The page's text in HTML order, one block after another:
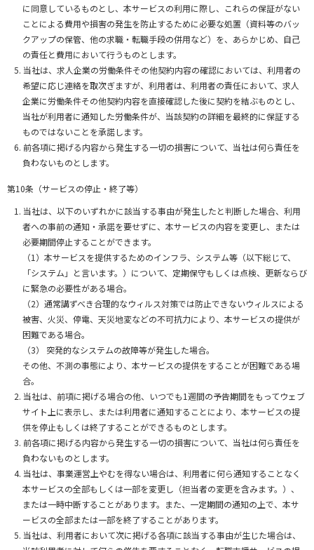
に同意しているものとし、本サービスの利用に際し、これらの保証がない
ことによる費用や損害の発生を防止するために必要な処置（資料等のバッ
クアップの保管、他の求職・転職手段の併用など）を、あらかじめ、自己
の責任と費用において行うものとします。
当社は、求人企業の労働条件その他契約内容の確認においては、利用者の
希望に応じ連絡を取次ぎますが、利用者は、利用者の責任において、求人
企業に労働条件その他契約内容を直接確認した後に契約を結ぶものとし、
当社が利用者に通知した労働条件が、当該契約の詳細を最終的に保証する
ものではないことを承諾します。
前各項に掲げる内容から発生する一切の損害について、当社は何ら責任を
負わないものとします。
第10条（サービスの停止・終了等）
当社は、以下のいずれかに該当する事由が発生したと判断した場合、利用
者への事前の通知・承諾を要せずに、本サービスの内容を変更し、または
必要期間停止することができます。
（1）本サービスを提供するためのインフラ、システム等（以下総じて、
「システム」と言います。）について、定期保守もしくは点検、更新ならび
に緊急の必要性がある場合。
（2）通常講ずべき合理的なウィルス対策では防止できないウィルスによる
被害、火災、停電、天災地変などの不可抗力により、本サービスの提供が
困難である場合。
（3） 突発的なシステムの故障等が発生した場合。
その他、不測の事態により、本サービスの提供をすることが困難である場
合。
当社は、前項に掲げる場合の他、いつでも1週間の予告期間をもってウェブ
サイト上に表示し、または利用者に通知することにより、本サービスの提
供を停止もしくは終了することができるものとします。
前各項に掲げる内容から発生する一切の損害について、当社は何ら責任を
負わないものとします。
当社は、事業運営上やむを得ない場合は、利用者に何ら通知することなく
本サービスの全部もしくは一部を変更し（担当者の変更を含みます。）、
または一時中断することがあります。また、一定期間の通知の上で、本サ
ービスの全部または一部を終了することがあります。
当社は、利用者において次に掲げる各項に該当する事由が生じた場合は、